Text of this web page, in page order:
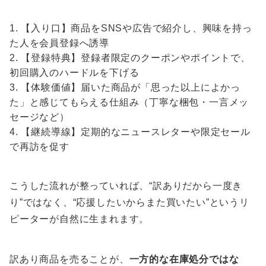
【入り口】商品をSNSや広告で紹介し、興味を持っ
た人を会員登録へ誘導
【登録特典】登録者限定のクーポンやポイントで、
初回購入のハードルを下げる
【体験価値】届いた商品が「思った以上によかっ
た」と感じてもらえる仕組み（丁寧な梱包・一言メッ
セージなど）
【継続導線】定期的なニュースレターや限定セール
で再訪を促す
こうした流れが整っていれば、“訳ありだから一度き
り”ではなく、“応援したいからまた買いたい”というリ
ピーターが自然に生まれます。
訳あり商品を売ることが、 一方的な在庫処分ではな